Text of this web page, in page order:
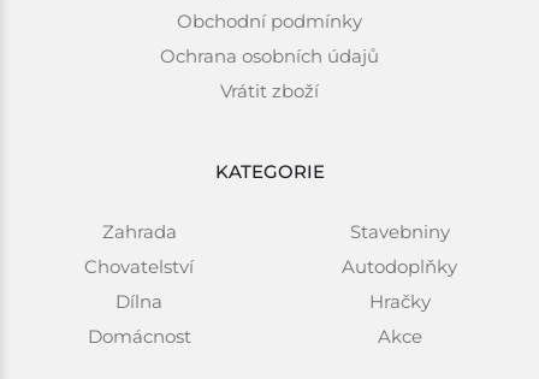
Obchodní podmínky
Ochrana osobních údajů
Vrátit zboží
KATEGORIE
Zahrada
Chovatelství
Dílna
Domácnost
Stavebniny
Autodoplňky
Hračky
Akce